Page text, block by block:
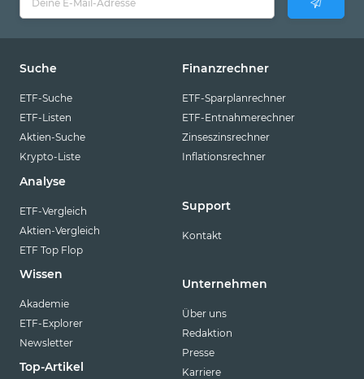
Suche
ETF-Suche
ETF-Listen
Aktien-Suche
Krypto-Liste
Analyse
ETF-Vergleich
Aktien-Vergleich
ETF Top Flop
Wissen
Akademie
ETF-Explorer
Newsletter
Top-Artikel
Finanzrechner
ETF-Sparplanrechner
ETF-Entnahmerechner
Zinseszinsrechner
Inflationsrechner
Support
Kontakt
Unternehmen
Über uns
Redaktion
Presse
Karriere